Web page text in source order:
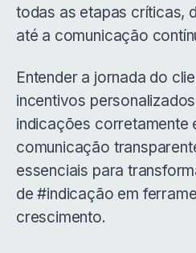
todas as etapas críticas,
até a comunicação
Entender a jornada do
incentivos
indicações corretamente
comunicação
essenciais para
de #indicação em
crescimento.